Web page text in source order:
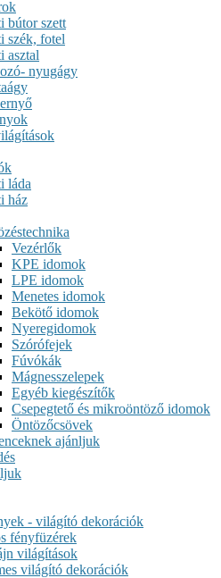
bútor szett
szék, fotel
asztal
nyugágy
láda
ház
Vezérlők
KPE idomok
LPE idomok
Menetes idomok
Bekötő idomok
Nyeregidomok
Szórófejek
Fúvókák
Mágnesszelepek
Egyéb kiegészítők
Csepegtető és mikroöntöző idomok
Öntözőcsövek
ajánljuk
- világító dekorációk
fényfüzérek
világítások
világító dekorációk